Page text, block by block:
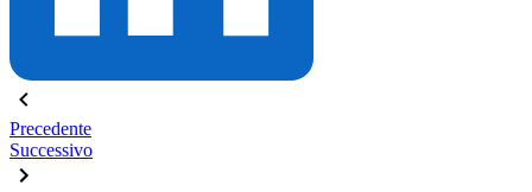
Precedente
Successivo